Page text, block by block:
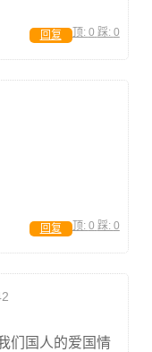
顶: 0 踩: 0
回复
顶: 0 踩: 0
回复
们国人的爱国情